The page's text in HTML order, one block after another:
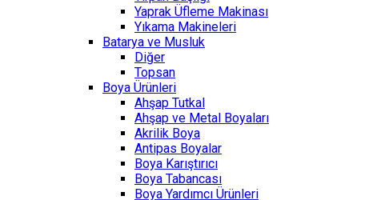
Yaprak Üfleme Makinası
Yıkama Makineleri
Batarya ve Musluk
Diğer
Topsan
Boya Ürünleri
Ahşap Tutkal
Ahşap ve Metal Boyaları
Akrilik Boya
Antipas Boyalar
Boya Karıştırıcı
Boya Tabancası
Boya Yardımcı Ürünleri